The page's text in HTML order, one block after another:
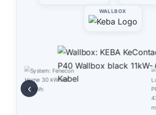
WALLBOX
‹